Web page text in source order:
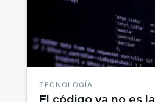
TECNOLOGÍA